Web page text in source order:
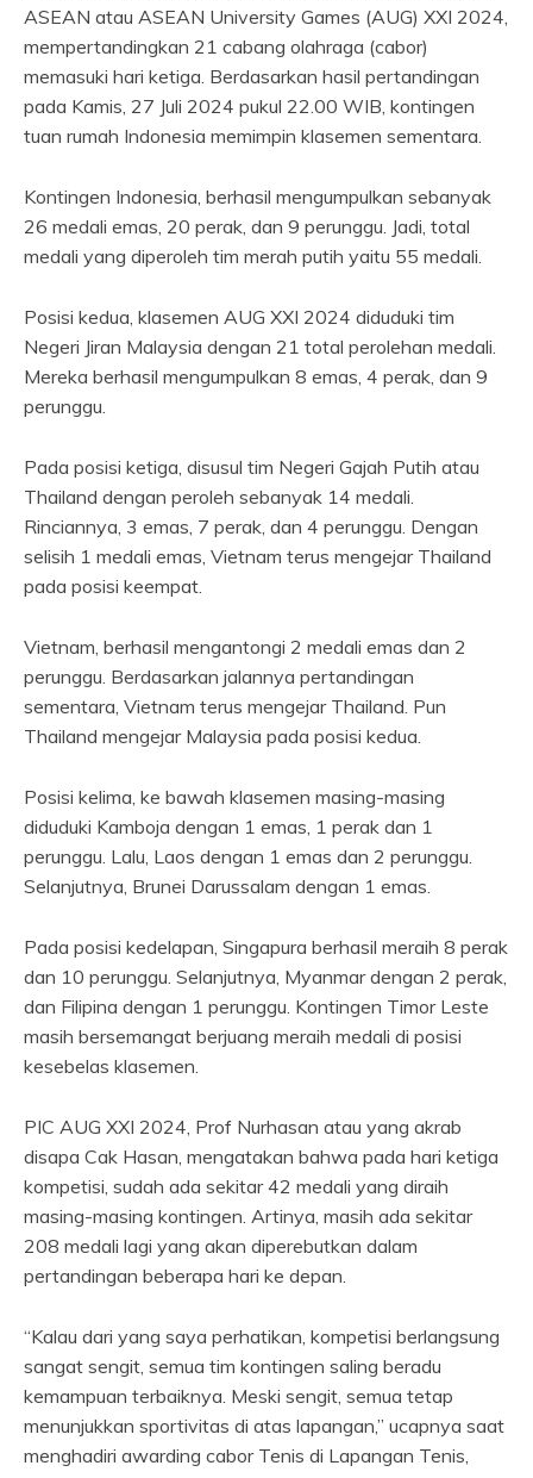
ASEAN atau ASEAN University Games (AUG) XXI 2024,
mempertandingkan 21 cabang olahraga (cabor)
memasuki hari ketiga. Berdasarkan hasil pertandingan
pada Kamis, 27 Juli 2024 pukul 22.00 WIB, kontingen
tuan rumah Indonesia memimpin klasemen sementara.
Kontingen Indonesia, berhasil mengumpulkan sebanyak
26 medali emas, 20 perak, dan 9 perunggu. Jadi, total
medali yang diperoleh tim merah putih yaitu 55 medali.
Posisi kedua, klasemen AUG XXI 2024 diduduki tim
Negeri Jiran Malaysia dengan 21 total perolehan medali.
Mereka berhasil mengumpulkan 8 emas, 4 perak, dan 9
perunggu.
Pada posisi ketiga, disusul tim Negeri Gajah Putih atau
Thailand dengan peroleh sebanyak 14 medali.
Rinciannya, 3 emas, 7 perak, dan 4 perunggu. Dengan
selisih 1 medali emas, Vietnam terus mengejar Thailand
pada posisi keempat.
Vietnam, berhasil mengantongi 2 medali emas dan 2
perunggu. Berdasarkan jalannya pertandingan
sementara, Vietnam terus mengejar Thailand. Pun
Thailand mengejar Malaysia pada posisi kedua.
Posisi kelima, ke bawah klasemen masing-masing
diduduki Kamboja dengan 1 emas, 1 perak dan 1
perunggu. Lalu, Laos dengan 1 emas dan 2 perunggu.
Selanjutnya, Brunei Darussalam dengan 1 emas.
Pada posisi kedelapan, Singapura berhasil meraih 8 perak
dan 10 perunggu. Selanjutnya, Myanmar dengan 2 perak,
dan Filipina dengan 1 perunggu. Kontingen Timor Leste
masih bersemangat berjuang meraih medali di posisi
kesebelas klasemen.
PIC AUG XXI 2024, Prof Nurhasan atau yang akrab
disapa Cak Hasan, mengatakan bahwa pada hari ketiga
kompetisi, sudah ada sekitar 42 medali yang diraih
masing-masing kontingen. Artinya, masih ada sekitar
208 medali lagi yang akan diperebutkan dalam
pertandingan beberapa hari ke depan.
“Kalau dari yang saya perhatikan, kompetisi berlangsung
sangat sengit, semua tim kontingen saling beradu
kemampuan terbaiknya. Meski sengit, semua tetap
menunjukkan sportivitas di atas lapangan,” ucapnya saat
menghadiri awarding cabor Tenis di Lapangan Tenis,